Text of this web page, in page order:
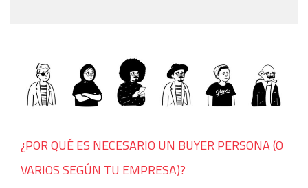
¿POR QUÉ ES NECESARIO UN BUYER PERSONA (O
VARIOS SEGÚN TU EMPRESA)?